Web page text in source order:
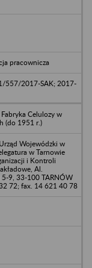
pracownicza
557/2017-SAK; 2017-
Celulozy w
(do 1951 r.)
Wojewódzki w
w Tarnowie
i Kontroli
Al.
5-9, 33-100 TARNÓW
72; fax. 14 621 40 78